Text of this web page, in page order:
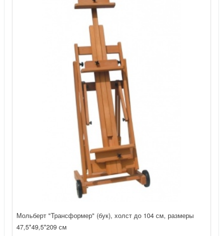
Мольберт "Трансформер" (бук), холст до 104 см, размеры
47,5*49,5*209 см